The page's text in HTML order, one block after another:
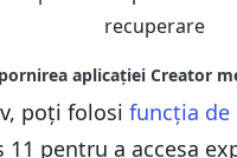
poți folosi funcția de
11 pentru a accesa